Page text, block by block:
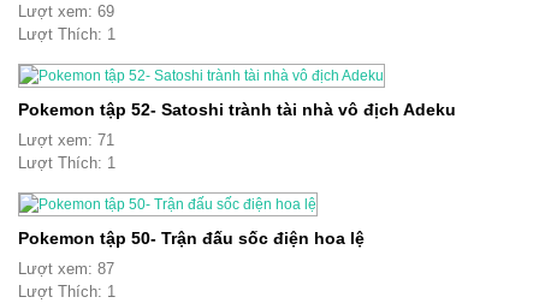
Lượt xem: 69
Lượt Thích: 1
Pokemon tập 52- Satoshi trành tài nhà vô địch Adeku
Lượt xem: 71
Lượt Thích: 1
Pokemon tập 50- Trận đấu sốc điện hoa lệ
Lượt xem: 87
Lượt Thích: 1